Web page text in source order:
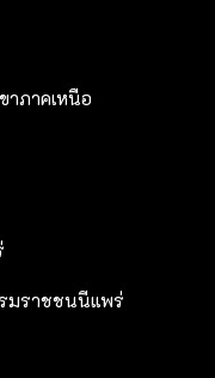
าภาคเหนือ
มราชชนนีแพร่